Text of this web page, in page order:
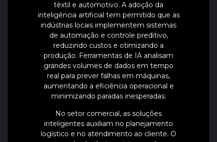
têxtil e automotivo. A adoção da
inteligência artificial tem permitido que as
indústrias locais implementem sistemas
de automação e controle preditivo,
reduzindo custos e otimizando a
produção. Ferramentas de IA analisam
grandes volumes de dados em tempo
real para prever falhas em máquinas,
aumentando a eficiência operacional e
minimizando paradas inesperadas.
No setor comercial, as soluções
inteligentes auxiliam no planejamento
logístico e no atendimento ao cliente. O